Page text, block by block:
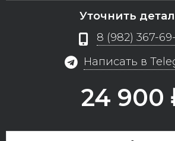
Уточнить
8 (982) 367-
Написать в
24 900